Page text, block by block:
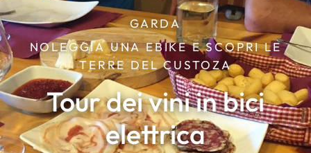
GARDA
NOLEGGIA UNA EBIKE E SCOPRI LE
TERRE DEL CUSTOZA
Tour dei vini in bici
elettrica